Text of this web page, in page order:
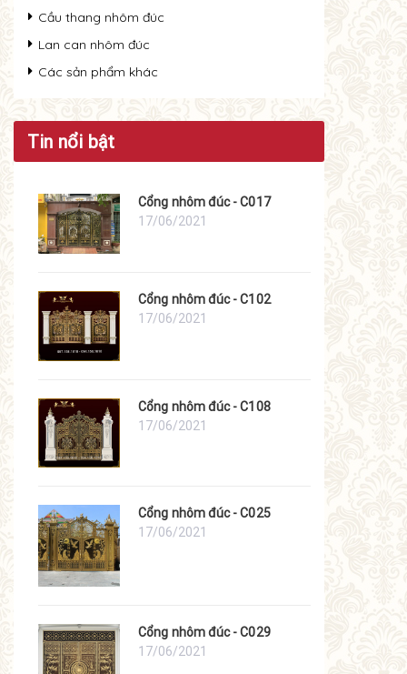
Cầu thang nhôm đúc
Lan can nhôm đúc
Các sản phẩm khác
Tin nổi bật
Cổng nhôm đúc - C017
17/06/2021
Cổng nhôm đúc - C102
17/06/2021
Cổng nhôm đúc - C108
17/06/2021
Cổng nhôm đúc - C025
17/06/2021
Cổng nhôm đúc - C029
17/06/2021